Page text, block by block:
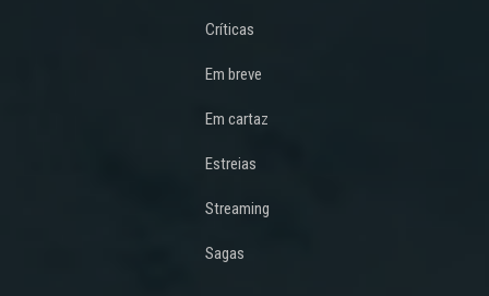
Críticas
Em breve
Em cartaz
Estreias
Streaming
Sagas